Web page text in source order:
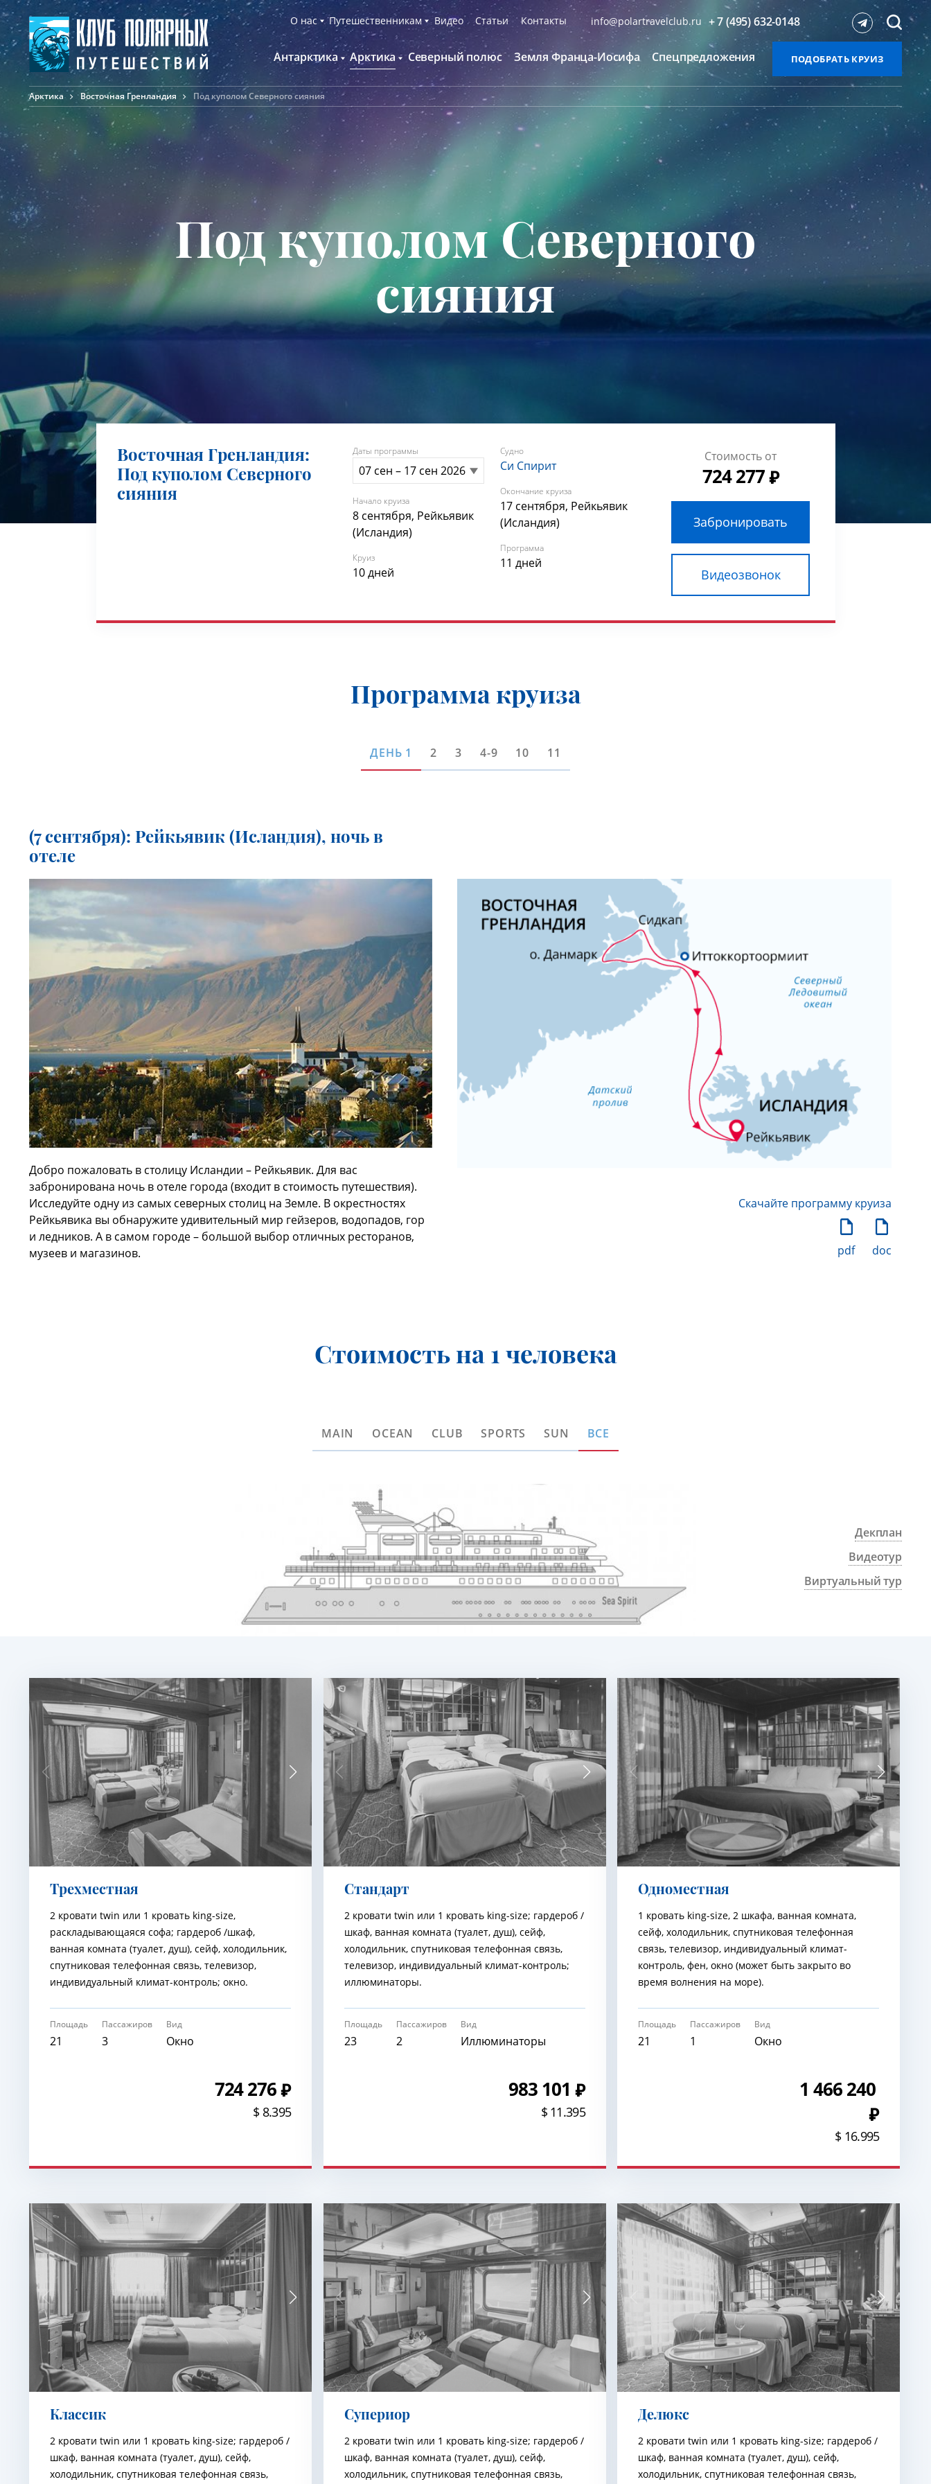
О нас
О компании
С нами путешествуют
Экспедиционная команда
Пресс-центр
Мы помогаем
Наши партнёры
Вакансии
Контакты
Обратная связь
Путешественникам
Русскоязычные группы
Наши суда
Дополнительные опции
Фирменная парка
Что брать с собой
Клуб привилегий
Вопросы и ответы
Специальные мероприятия
Подарочный сертификат
Видео Статьи Контакты info@polartravelclub.ru + 7 (495) 632-0148
Антарктика
Антарктида и Южный полярный круг
Континент Антарктида Классика
Континент Антарктида Новый год
Фолклендские о-ва и Южная Георгия
Фолклендские о-ва, Южная Георгия и
Антарктида
Арктика
Британские острова
Гренландия
Исландия
Северный полюс Земля Франца-Иосифа Спецпредложения ПОДОБРАТЬ КРУИЗ
Арктика Восточная Гренландия Под куполом Северного сияния
Под куполом Северного
сияния
Восточная Гренландия:
Под куполом Северного
сияния
Даты программы
Начало круиза
8 сентября, Рейкьявик
(Исландия)
Круиз
10 дней
Судно
Си Спирит
Окончание круиза
17 сентября, Рейкьявик
(Исландия)
Программа
11 дней
Стоимость от
724 277
Забронировать
Видеозвонок
Программа круиза
ДЕНЬ 1 2 3 4-9 10 11
(7 сентября): Рейкьявик (Исландия), ночь в
отеле
Добро пожаловать в столицу Исландии – Рейкьявик. Для вас
забронирована ночь в отеле города (входит в стоимость путешествия).
Исследуйте одну из самых северных столиц на Земле. В окрестностях
Рейкьявика вы обнаружите удивительный мир гейзеров, водопадов, гор
и ледников. А в самом городе – большой выбор отличных ресторанов,
музеев и магазинов.
Скачайте программу круиза
pdf doc
Стоимость на 1 человека
MAIN OCEAN CLUB SPORTS SUN ВСЕ
Декплан
Видеотур
Виртуальный тур
Трехместная
2 кровати twin или 1 кровать king-size,
раскладывающаяся софа; гардероб /шкаф,
ванная комната (туалет, душ), сейф, холодильник,
спутниковая телефонная связь, телевизор,
индивидуальный климат-контроль; окно.
Площадь
21
Пассажиров
3
Вид
Окно
724 276
$ 8.395
ЗАБРОНИРОВАТЬ
Cтандарт
2 кровати twin или 1 кровать king-size; гардероб /
шкаф, ванная комната (туалет, душ), сейф,
холодильник, спутниковая телефонная связь,
телевизор, индивидуальный климат-контроль;
иллюминаторы.
Площадь
23
Пассажиров
2
Вид
Иллюминаторы
983 101
$ 11.395
ЗАБРОНИРОВАТЬ
Одноместная
1 кровать king-size, 2 шкафа, ванная комната,
сейф, холодильник, спутниковая телефонная
связь, телевизор, индивидуальный климат-
контроль, фен, окно (может быть закрыто во
время волнения на море).
Площадь
21
Пассажиров
1
Вид
Окно
1 466 240
$ 16.995
ЗАБРОНИРОВАТЬ
Классик
2 кровати twin или 1 кровать king-size; гардероб /
шкаф, ванная комната (туалет, душ), сейф,
холодильник, спутниковая телефонная связь,
Супериор
2 кровати twin или 1 кровать king-size; гардероб /
шкаф, ванная комната (туалет, душ), сейф,
холодильник, спутниковая телефонная связь,
Делюкс
2 кровати twin или 1 кровать king-size; гардероб /
шкаф, ванная комната (туалет, душ), сейф,
холодильник, спутниковая телефонная связь,